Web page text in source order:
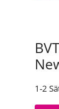
1-2